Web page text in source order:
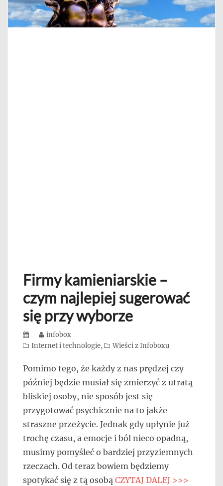
Firmy kamieniarskie –
czym najlepiej sugerować
się przy wyborze
Posted
on
Author
infobox
Categories
Internet i technologie, Wieści z Infoboxu
Pomimo tego, że każdy z nas prędzej czy
później będzie musiał się zmierzyć z utratą
bliskiej osoby, nie sposób jest się
przygotować psychicznie na to jakże
straszne przeżycie. Jednak gdy upłynie już
trochę czasu, a emocje i ból nieco opadną,
musimy pomyśleć o bardziej przyziemnych
rzeczach. Od teraz bowiem będziemy
spotykać się z tą osobą CZYTAJ DALEJ >>>